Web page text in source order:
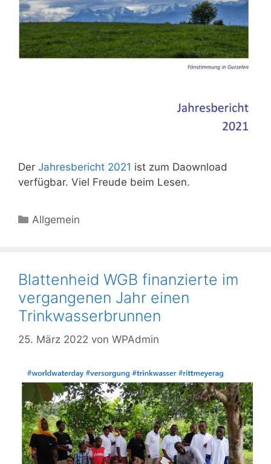
Der Jahresbericht 2021 ist zum Daownload
verfügbar. Viel Freude beim Lesen.
Allgemein
Blattenheid WGB finanzierte im
vergangenen Jahr einen
Trinkwasserbrunnen
25. März 2022 von WPAdmin